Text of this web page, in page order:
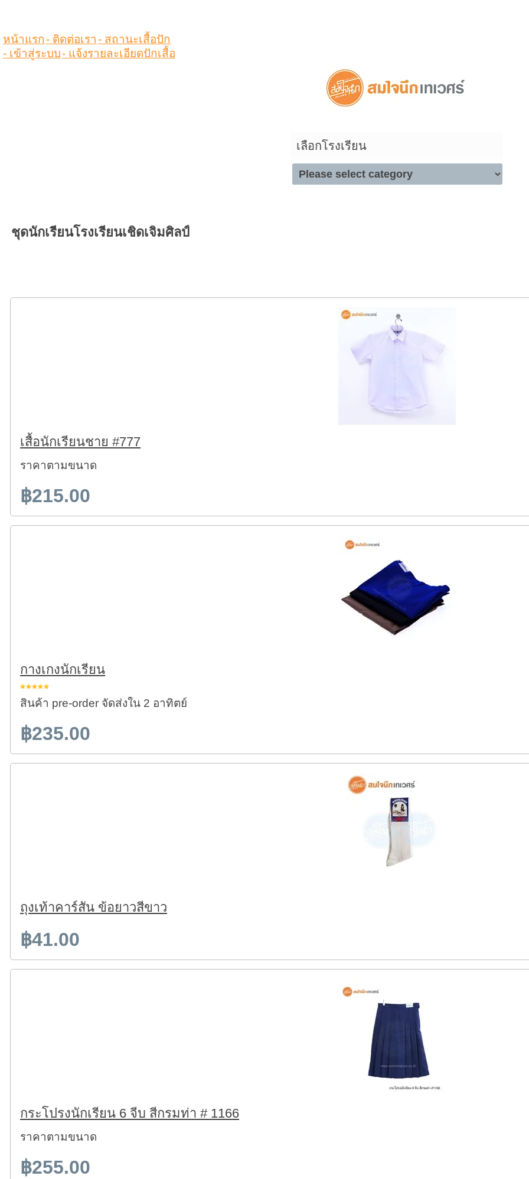
หน้าแรก- ติดต่อเรา- สถานะเสื้อปัก
- เข้าสู่ระบบ- แจ้งรายละเอียดปักเสื้อ
เลือกโรงเรียน
ชุดนักเรียนโรงเรียนเชิดเจิมศิลป์
เสื้อนักเรียนชาย #777
ราคาตามขนาด
฿215.00
กางเกงนักเรียน
สินค้า pre-order จัดส่งใน 2 อาทิตย์
฿235.00
ถุงเท้าคาร์สัน ข้อยาวสีขาว
฿41.00
กระโปรงนักเรียน 6 จีบ สีกรมท่า # 1166
ราคาตามขนาด
฿255.00